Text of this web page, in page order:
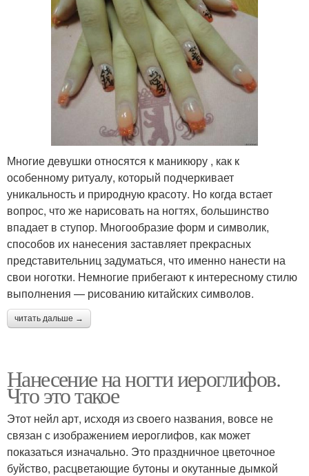
Многие девушки относятся к маникюру , как к
особенному ритуалу, который подчеркивает
уникальность и природную красоту. Но когда встает
вопрос, что же нарисовать на ногтях, большинство
впадает в ступор. Многообразие форм и символик,
способов их нанесения заставляет прекрасных
представительниц задуматься, что именно нанести на
свои ноготки. Немногие прибегают к интересному стилю
выполнения — рисованию китайских символов.
читать дальше →
Нанесение на ногти иероглифов.
Что это такое
Этот нейл арт, исходя из своего названия, вовсе не
связан с изображением иероглифов, как может
показаться изначально. Это праздничное цветочное
буйство, расцветающие бутоны и окутанные дымкой